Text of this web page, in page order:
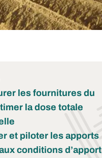
les fournitures du
la dose totale
et piloter les apports
conditions d’apport